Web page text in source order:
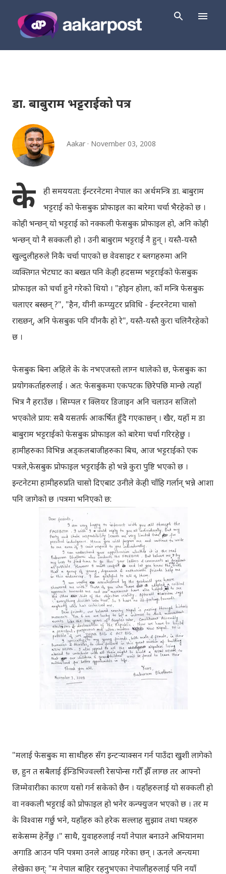
डा. बाबुराम भट्टराईको पत्र
Aakar November 03, 2008
के
ही समययता: ईन्टरनेटमा नेपाल का अर्थमन्त्रि डा. बाबुराम
भट्टराई को फेसबुक प्रोफाइल का बारेमा चर्चा भैरहेको छ ।
कोही भन्छन् यो भट्टराई को नक्कली फेसबुक प्रोफाइल हो, अनि कोही
भन्छन् यो नै सक्कली हो । उनी बाबुराम भट्टराई नै हुन् । यस्तै-यस्तै
खुल्दुलीहरुले निकै चर्चा पाएको छ वेवसाइट र ब्लगहरुमा अनि
व्यक्तिगत भेटघाट का बखत पनि केही हदसम्म भट्टराईको फेसबुक
प्रोफाइल को चर्चा हुने गरेको थियो । "होइन होला, काँ मन्त्रि फेसबुक
चलाएर बस्छन् ?", "हैन, यीनी कम्प्युटर प्रविधि - ईन्टरनेटमा चासो
राख्छन्, अनि फेसबुक पनि यीनकै हो रे", यस्तै-यस्तै कुरा चलिनैरहेको
छ ।
फेसबुक बिना अहिले के के नभएजस्तो लाग्न थालेको छ, फेसबुक का
प्रयोगकर्ताहरुलाई । अत: फेसबुकमा एकपटक छिरेपछि मान्छे त्यहाँ
भित्र नै हराउँछ । सिम्पल र क्लियर डिजाइन अनि चलाउन सजिलो
भएकोले प्राय: सबै यसतर्फ आकर्षित हुँदै गएकाछन् । खैर, यहाँ म डा
बाबुराम भट्टराईको फेसबुक प्रोफाइल को बारेमा चर्चा गरिरहेछु ।
हामीहरुका विभिन्न अड्कलबाजीहरुका बिच, आज भट्टराईको एक
पत्रले,फेसबुक प्रोफाइल भट्टराईकै हो भन्ने कुरा पुष्टि भएको छ ।
इन्टनेटमा हामीहरुप्रति चासो दिएबाट उनीले केही चाँहि गर्लान् भन्ने आशा
पनि जागेको छ ।पत्रमा भनिएको छ:
"मलाई फेसबुक मा साथीहरु सँग इन्टर्‍याक्सन गर्न पाउँदा खुशी लागेको
छ, हुन त सबैलाई ईन्डिभिज्वल्ली रेसपोन्स गरौँ झैँ लाग्छ तर आफ्नो
जिम्मेवारीका कारण यसो गर्न सकेको छैन । यहाँहरुलाई यो सक्कली हो
वा नक्कली भट्टराई को प्रोफाइल हो भनेर कन्फ्युजन भएको छ । तर म
के विश्वास गर्छु भने, यहाँहरु को हरेक सल्लाह सुझाव तथा पत्रहरु
सकेसम्म हेर्नेछु ।" साथै, युवाहरुलाई नयाँ नेपाल बनाउने अभियानमा
अगाडि आउन पनि पत्रमा उनले आग्रह गरेका छन् । ऊनले अन्त्यमा
लेखेका छन्: "म नेपाल बाहिर रहनुभएका नेपालीहरुलाई पनि नयाँ